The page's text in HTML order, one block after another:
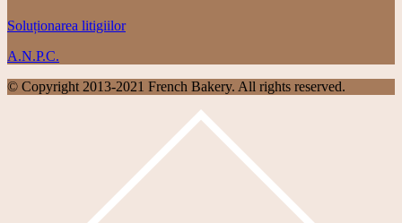
Soluționarea litigiilor
A.N.P.C.
© Copyright 2013-2021 French Bakery. All rights reserved.